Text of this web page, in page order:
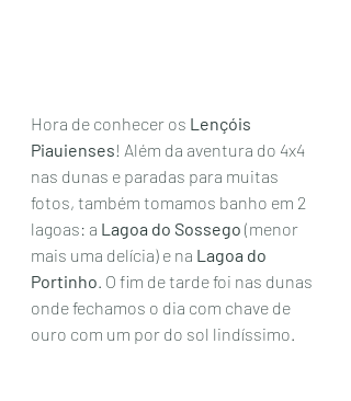
Hora de conhecer os Lençóis
Piauienses! Além da aventura do 4x4
nas dunas e paradas para muitas
fotos, também tomamos banho em 2
lagoas: a Lagoa do Sossego (menor
mais uma delícia) e na Lagoa do
Portinho. O fim de tarde foi nas dunas
onde fechamos o dia com chave de
ouro com um por do sol lindíssimo.